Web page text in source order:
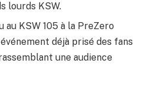
lourds KSW.
au KSW 105 à la PreZero
déjà prisé des fans
une audience